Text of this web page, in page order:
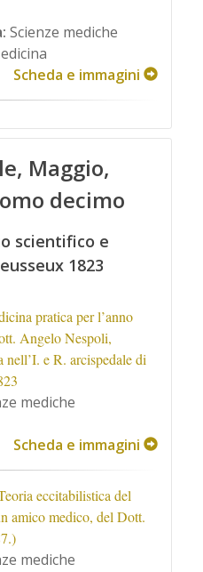
Scienze mediche
Scheda e immagini
Maggio,
decimo
scientifico e
1823
pratica per l’anno
Angelo Nespoli,
e R. arcispedale di
mediche
Scheda e immagini
eccitabilistica del
amico medico, del Dott.
mediche